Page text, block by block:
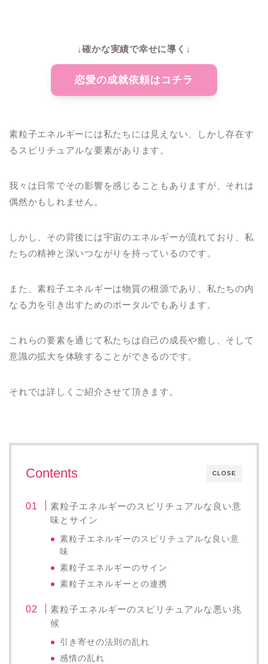
↓確かな実績で幸せに導く↓
恋愛の成就依頼はコチラ
素粒子エネルギーには私たちには見えない、しかし存在す
るスピリチュアルな要素があります。
我々は日常でその影響を感じることもありますが、それは
偶然かもしれません。
しかし、その背後には宇宙のエネルギーが流れており、私
たちの精神と深いつながりを持っているのです。
また、素粒子エネルギーは物質の根源であり、私たちの内
なる力を引き出すためのポータルでもあります。
これらの要素を通じて私たちは自己の成長や癒し、そして
意識の拡大を体験することができるのです。
それでは詳しくご紹介させて頂きます。
CLOSE
Contents
素粒子エネルギーのスピリチュアルな良い意
味とサイン
素粒子エネルギーのスピリチュアルな良い意
味
素粒子エネルギーのサイン
素粒子エネルギーとの連携
素粒子エネルギーのスピリチュアルな悪い兆
候
引き寄せの法則の乱れ
感情の乱れ